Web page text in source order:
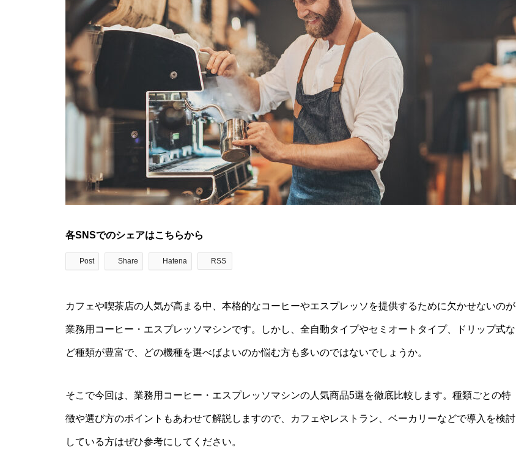
各SNSでのシェアはこちらから
Post Share Hatena RSS
カフェや喫茶店の人気が高まる中、本格的なコーヒーやエスプレッソを提供するために欠かせないのが
業務用コーヒー・エスプレッソマシンです。しかし、全自動タイプやセミオートタイプ、ドリップ式な
ど種類が豊富で、どの機種を選べばよいのか悩む方も多いのではないでしょうか。
そこで今回は、業務用コーヒー・エスプレッソマシンの人気商品5選を徹底比較します。種類ごとの特
徴や選び方のポイントもあわせて解説しますので、カフェやレストラン、ベーカリーなどで導入を検討
している方はぜひ参考にしてください。